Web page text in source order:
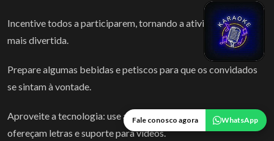
Incentive todos a participarem, tornando a atividade ainda
mais divertida.
Prepare algumas bebidas e petiscos para que os convidados
se sintam à vontade.
Aproveite a tecnologia: use aplicativos de karaokê que
ofereçam letras e suporte para vídeos.
Fale conosco agora WhatsApp